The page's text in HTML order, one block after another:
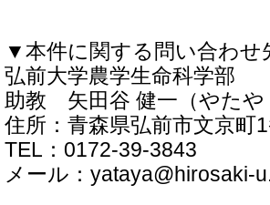
▼本件に関する問い合わせ
弘前大学農学生命科学部
助教 矢田谷 健一（やたや
住所：青森県弘前市文京町
TEL：0172-39-3843
メール：yataya@hirosaki-